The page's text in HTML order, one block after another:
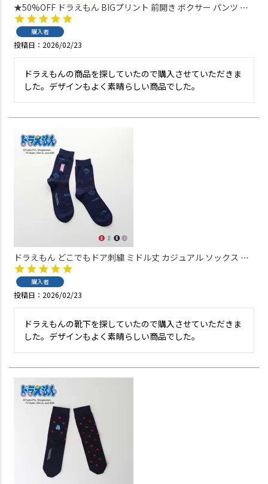
★50%OFF ドラえもん BIGプリント 前開き ボクサー パンツ メ
ンズ アンダーウェア 53604004
購入者
投稿日 2026/02/23
ドラえもんの商品を探していたので購入させていただきま
した。デザインもよく素晴らしい商品でした。
ドラえもん どこでもドア刺繍 ミドル丈 カジュアル ソックス メ
ンズ 日本製 02462103
購入者
投稿日 2026/02/23
ドラえもんの靴下を探していたので購入させていただきま
した。デザインもよく素晴らしい商品でした。